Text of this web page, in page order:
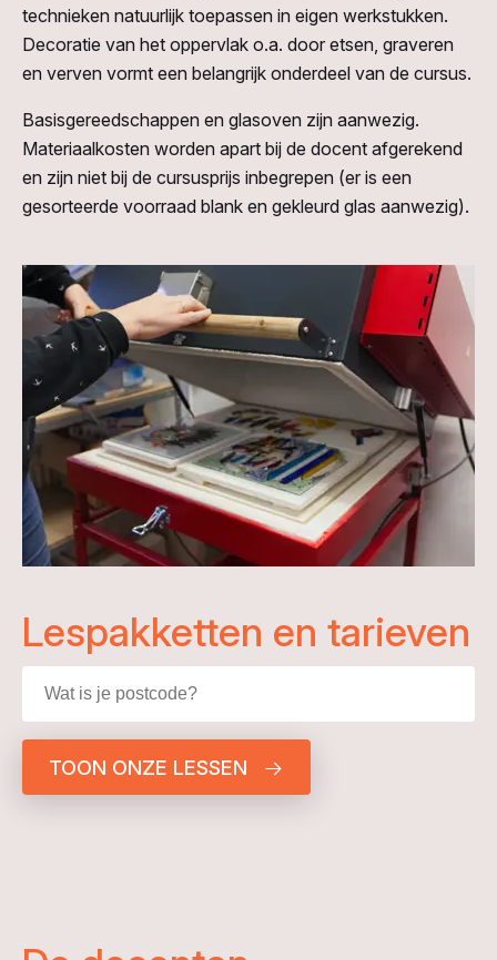
technieken natuurlijk toepassen in eigen werkstukken.
Decoratie van het oppervlak o.a. door etsen, graveren
en verven vormt een belangrijk onderdeel van de cursus.
Basisgereedschappen en glasoven zijn aanwezig.
Materiaalkosten worden apart bij de docent afgerekend
en zijn niet bij de cursusprijs inbegrepen (er is een
gesorteerde voorraad blank en gekleurd glas aanwezig).
Lespakketten en tarieven
TOON ONZE LESSEN